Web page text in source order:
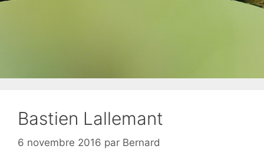
Bastien Lallemant
6 novembre 2016 par Bernard